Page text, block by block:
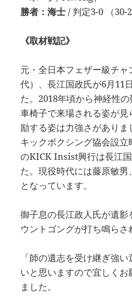
勝者：海士 / 判定3-0 （30-
《取材戦記》
元・全日本フェザー級チ
代）、長江国政氏が6月11
た。2018年頃から神経性
車椅子で来場される姿が
励する姿は力強さがあり
キックボクシング協会設
のKICK Insist興行は長江
た。現役時代には藤原敏
となっています。
御子息の長江政人氏が遺
ウントゴングが打ち鳴らさ
「師の遺志を受け継ぎ強
いと思いますので宜しく
ました。